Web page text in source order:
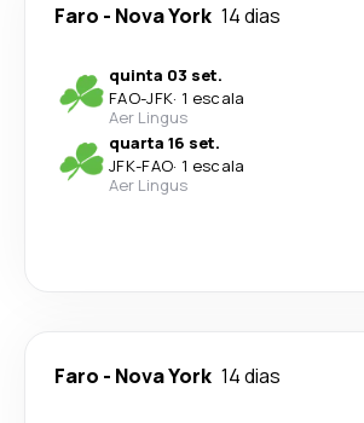
Faro - Nova York 14 dias
quinta 03 set.
FAO-JFK· 1 escala
Aer Lingus
quarta 16 set.
JFK-FAO· 1 escala
Aer Lingus
Faro - Nova York 14 dias